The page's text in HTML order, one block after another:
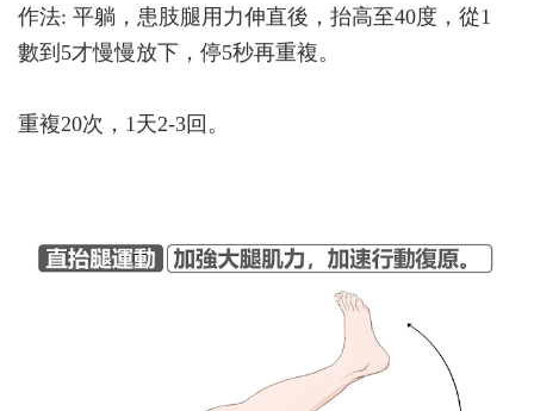
作法: 平躺，患肢腿用力伸直後，抬高至40度，從1
數到5才慢慢放下，停5秒再重複。
重複20次，1天2-3回。